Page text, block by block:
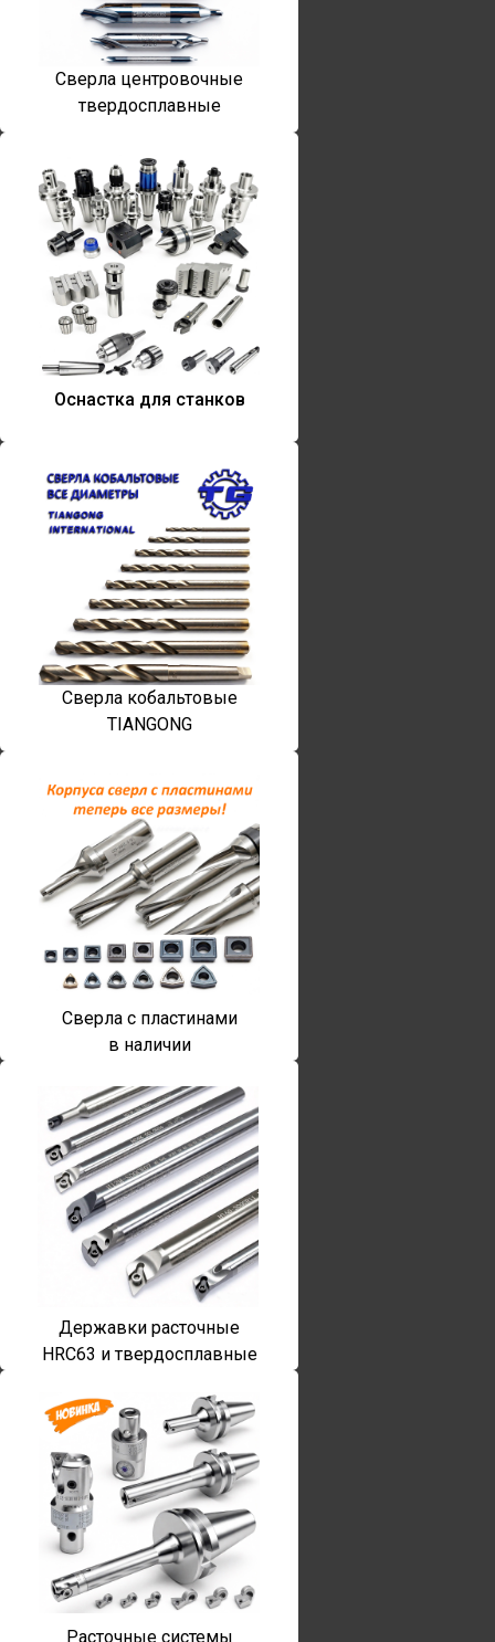
Сверла центровочные
твердосплавные
Оснастка для станков
Сверла кобальтовые
TIANGONG
Сверла с пластинами
в наличии
Державки расточные
HRC63 и твердосплавные
Расточные системы